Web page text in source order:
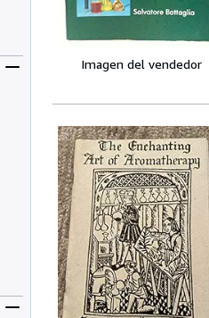
Imagen del vendedor